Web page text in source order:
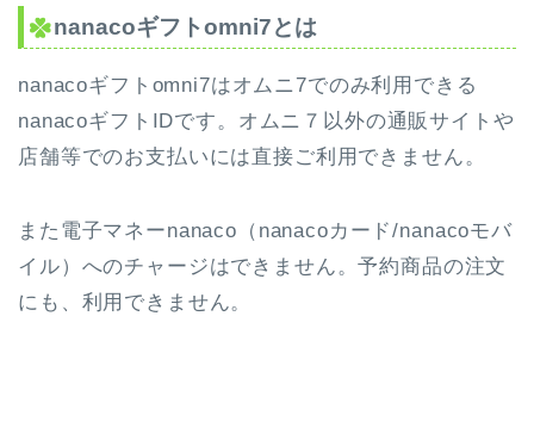
nanacoギフトomni7とは
nanacoギフトomni7はオムニ7でのみ利用できる
nanacoギフトIDです。オムニ７以外の通販サイトや
店舗等でのお支払いには直接ご利用できません。
また電子マネーnanaco（nanacoカード/nanacoモバ
イル）へのチャージはできません。予約商品の注文
にも、利用できません。